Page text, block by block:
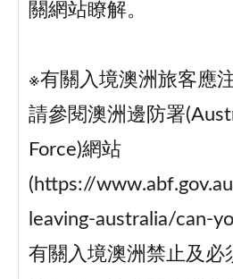
關網站瞭解。
※有關入境澳洲旅客應
請參閱澳洲邊防署
Force)網站
(https://
leaving-australia/can-
有關入境澳洲禁止及必